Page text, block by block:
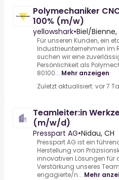
Polymechaniker
100% (m/w)
yellowshark•Biel/Bienne,
Für unseren Kunden, ein
Industrieunternehmen im
suchen wir eine
Persönlichkeit als
80100... Mehr anzeigen
Zuletzt aktualisiert: vor 7
Teamleiter:in
(m/w/d)
Presspart AG•Nidau, CH
Presspart AG ist ein
Herstellung von
innovativen Lösungen für
Verstärkung unseres
engagierte/n... Mehr